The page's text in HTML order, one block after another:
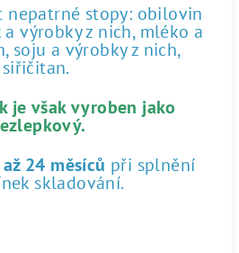
nepatrné stopy: obilovin
výrobky z nich, mléko a
soju a výrobky z nich,
siřičitan.
je však vyroben jako
24 měsíců při splnění
skladování.